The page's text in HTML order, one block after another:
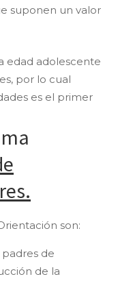
suponen un valor
edad adolescente
por lo cual
es el primer
son:
de
de la